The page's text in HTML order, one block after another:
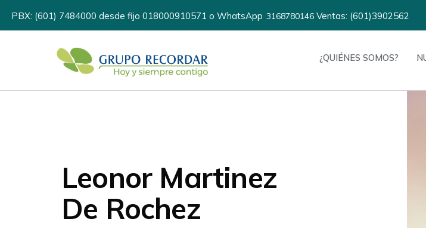
PBX: (601) 7484000 desde fijo 018000910571 o WhatsApp 3168780146 Ventas: (601)3902562
¿QUIÉNES SOMOS?
Leonor Martinez
De Rochez